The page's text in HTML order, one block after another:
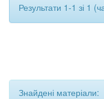
Результати 1-1 зі 1
Знайдені матеріали: